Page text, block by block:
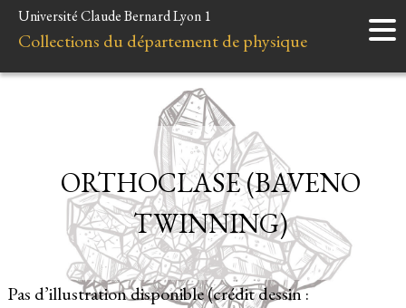
Accueil
Instruments
Liens et ressources
Université Claude Bernard Lyon 1
Collections du département de physique
Pas d’illustration disponible (crédit dessin :
ORTHOCLASE (BAVENO
TWINNING)